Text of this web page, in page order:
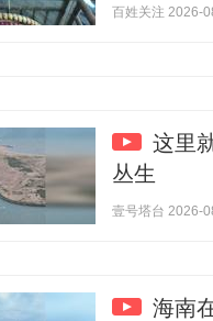
百姓关注 2026-
这里
丛生
壹号塔台 2026-
海南